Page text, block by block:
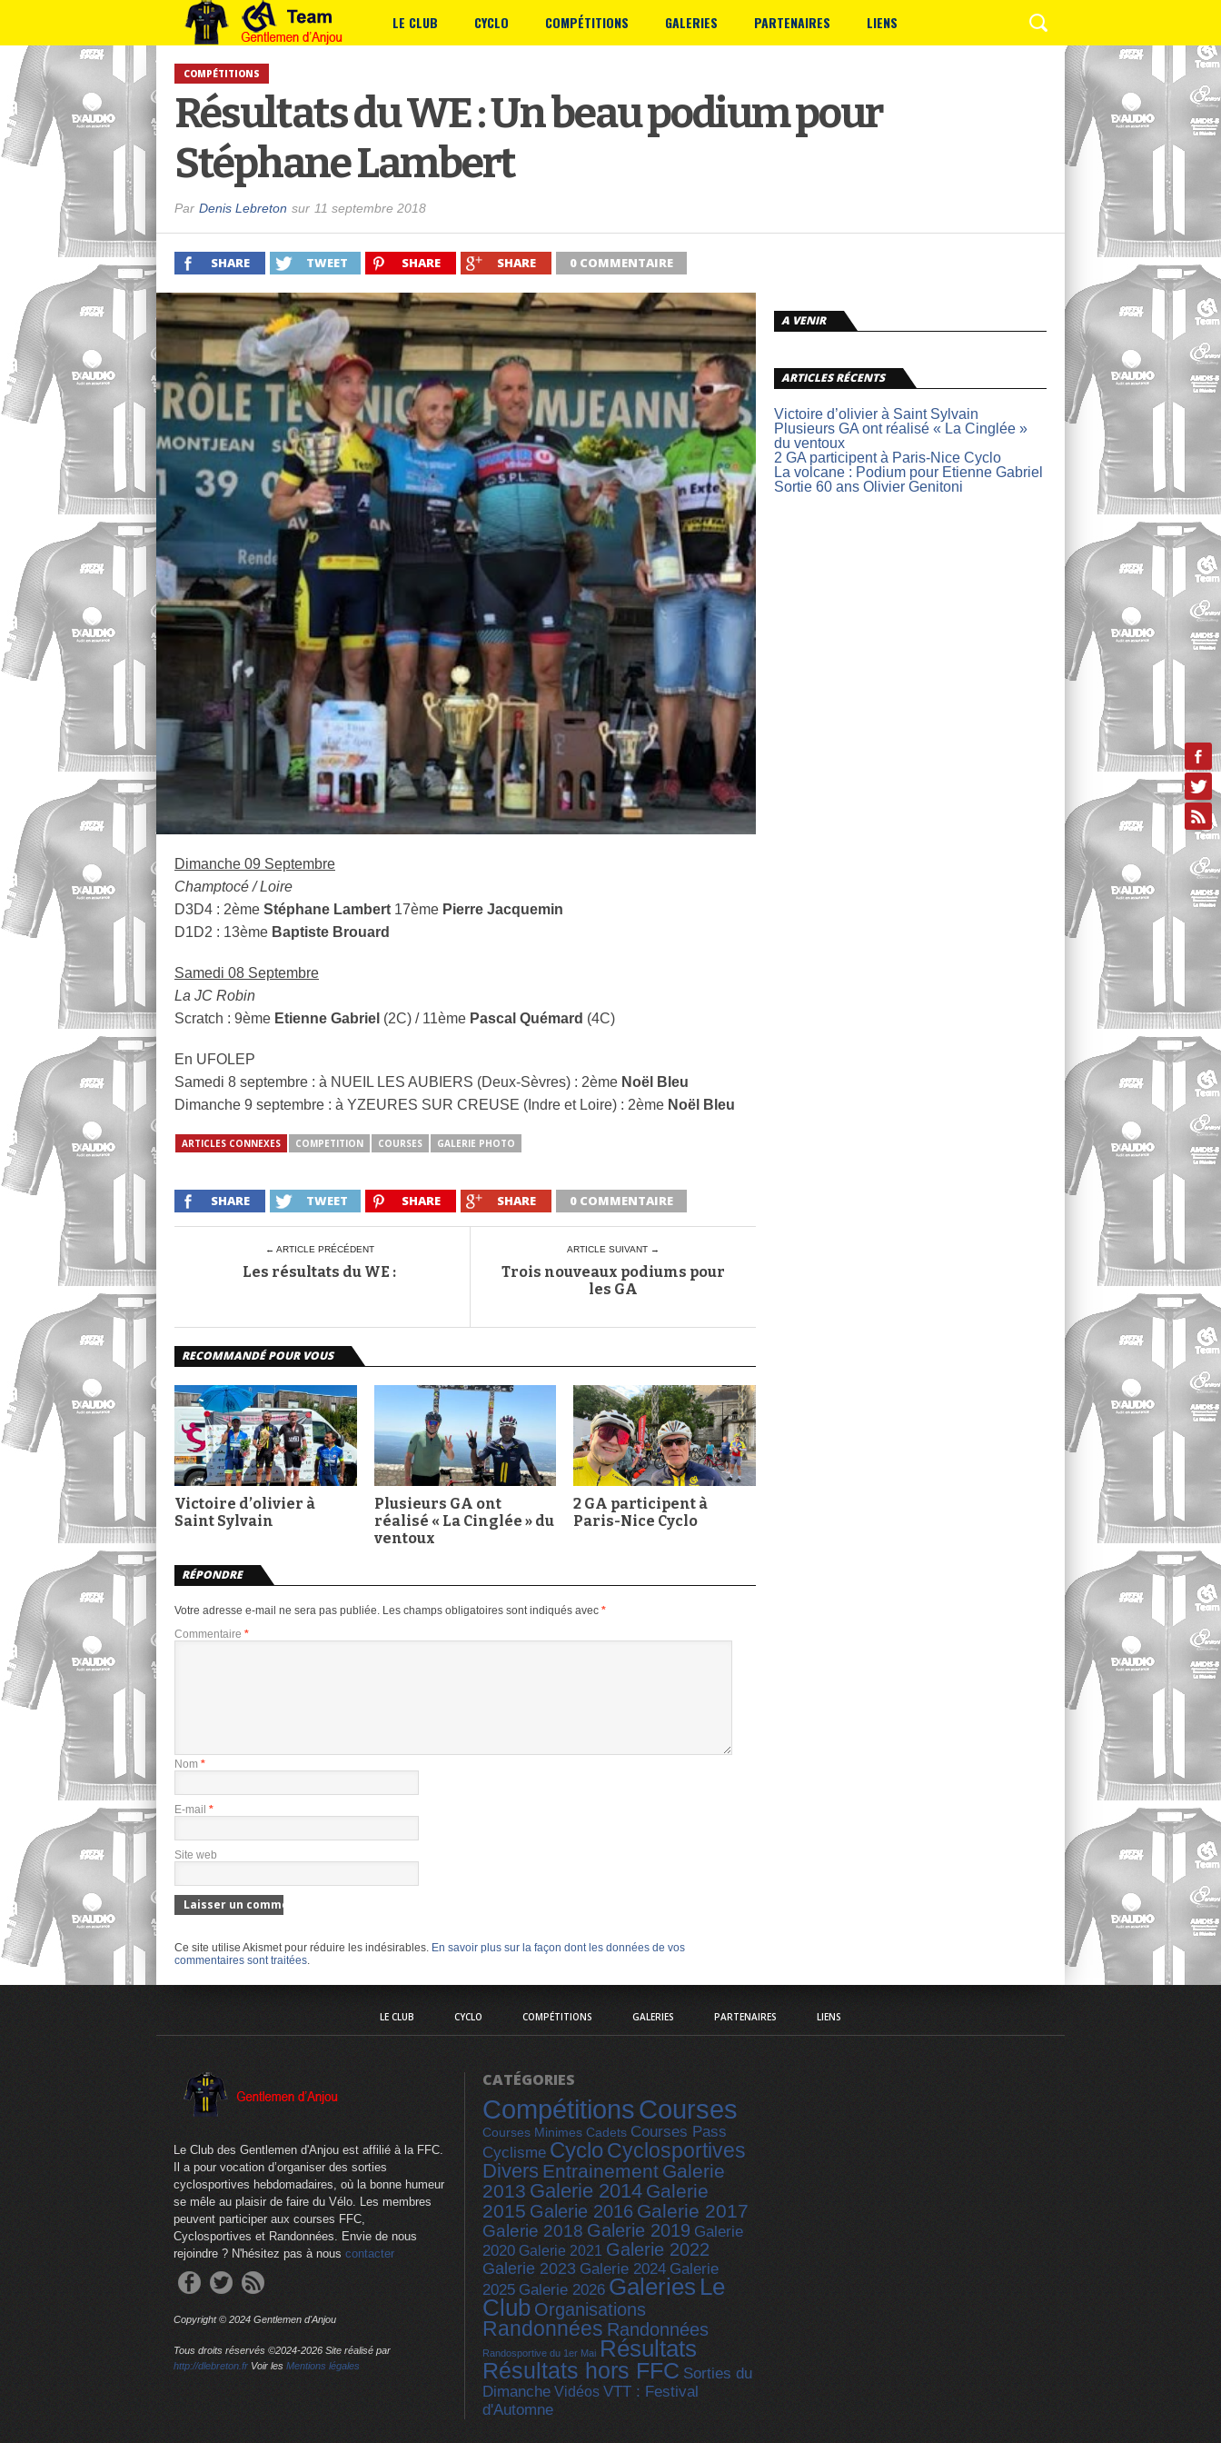
LE CLUB CYCLO COMPÉTITIONS GALERIES PARTENAIRES LIENS
COMPÉTITIONS
Résultats du WE : Un beau podium pour
Stéphane Lambert
Par Denis Lebreton sur 11 septembre 2018
SHARE TWEET SHARE SHARE 0 COMMENTAIRE
Dimanche 09 Septembre
Champtocé / Loire
D3D4 : 2ème Stéphane Lambert 17ème Pierre Jacquemin
D1D2 : 13ème Baptiste Brouard
Samedi 08 Septembre
La JC Robin
Scratch : 9ème Etienne Gabriel (2C) / 11ème Pascal Quémard (4C)
En UFOLEP
Samedi 8 septembre : à NUEIL LES AUBIERS (Deux-Sèvres) : 2ème Noël Bleu
Dimanche 9 septembre : à YZEURES SUR CREUSE (Indre et Loire) : 2ème Noël Bleu
ARTICLES CONNEXES COMPETITION COURSES GALERIE PHOTO
SHARE TWEET SHARE SHARE 0 COMMENTAIRE
← ARTICLE PRÉCÉDENT
Les résultats du WE :
ARTICLE SUIVANT →
Trois nouveaux podiums pour
les GA
RECOMMANDÉ POUR VOUS
Victoire d’olivier à
Saint Sylvain
Plusieurs GA ont
réalisé « La Cinglée » du
ventoux
2 GA participent à
Paris-Nice Cyclo
RÉPONDRE
Votre adresse e-mail ne sera pas publiée. Les champs obligatoires sont indiqués avec *
Commentaire *
Nom *
E-mail *
Site web
Ce site utilise Akismet pour réduire les indésirables. En savoir plus sur la façon dont les données de vos
commentaires sont traitées.
A VENIR
ARTICLES RÉCENTS
Victoire d’olivier à Saint Sylvain
Plusieurs GA ont réalisé « La Cinglée »
du ventoux
2 GA participent à Paris-Nice Cyclo
La volcane : Podium pour Etienne Gabriel
Sortie 60 ans Olivier Genitoni
LE CLUB CYCLO COMPÉTITIONS GALERIES PARTENAIRES LIENS
Le Club des Gentlemen d'Anjou est affilié à la FFC.
Il a pour vocation d’organiser des sorties
cyclosportives hebdomadaires, où la bonne humeur
se mêle au plaisir de faire du Vélo. Les membres
peuvent participer aux courses FFC,
Cyclosportives et Randonnées. Envie de nous
rejoindre ? N'hésitez pas à nous contacter
Copyright © 2024 Gentlemen d'Anjou
Tous droits réservés ©2024-2026 Site réalisé par
http://dlebreton.fr Voir les Mentions légales
CATÉGORIES
CompétitionsCourses
Courses Minimes Cadets Courses Pass
Cyclisme CycloCyclosportives
Divers Entrainement Galerie
2013 Galerie 2014 Galerie
2015 Galerie 2016 Galerie 2017
Galerie 2018 Galerie 2019 Galerie
2020 Galerie 2021 Galerie 2022
Galerie 2023 Galerie 2024 Galerie
2025 Galerie 2026 Galeries Le
Club Organisations
Randonnées Randonnées
Randosportive du 1er Mai Résultats
Résultats hors FFC Sorties du
Dimanche Vidéos VTT : Festival
d'Automne